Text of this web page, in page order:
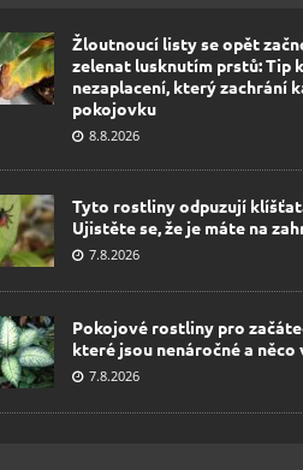
Žloutnoucí listy se opět
zelenat lusknutím prstů: Tip k
nezaplacení, který zachrání
pokojovku
8.8.2026
Tyto rostliny odpuzují
Ujistěte se, že je máte na
7.8.2026
Pokojové rostliny pro
které jsou nenáročné a něco
7.8.2026